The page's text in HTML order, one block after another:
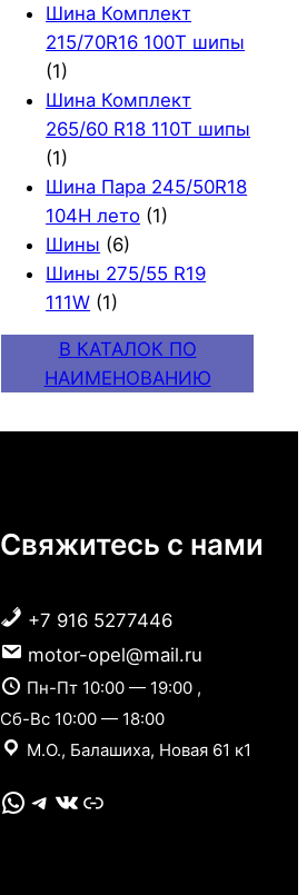
Шина Комплект
215/70R16 100T шипы
(1)
Шина Комплект
265/60 R18 110T шипы
(1)
Шина Пара 245/50R18
104H лето (1)
Шины (6)
Шины 275/55 R19
111W (1)
В КАТАЛОК ПО
НАИМЕНОВАНИЮ
Свяжитесь с нами
+7 916 5277446
motor-opel@mail.ru
Пн-Пт 10:00 — 19:00 ,
Сб-Вс 10:00 — 18:00
М.О., Балашиха, Новая 61 к1
WhatsApp Telegram VK Link